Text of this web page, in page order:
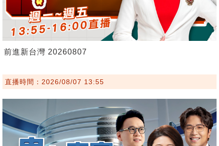
前進新台灣 20260807
直播時間：2026/08/07 13:55